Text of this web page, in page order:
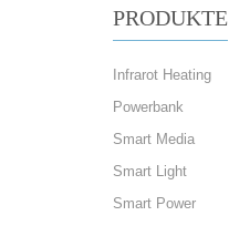
PRODUKTE
Infrarot Heating
Powerbank
Smart Media
Smart Light
Smart Power